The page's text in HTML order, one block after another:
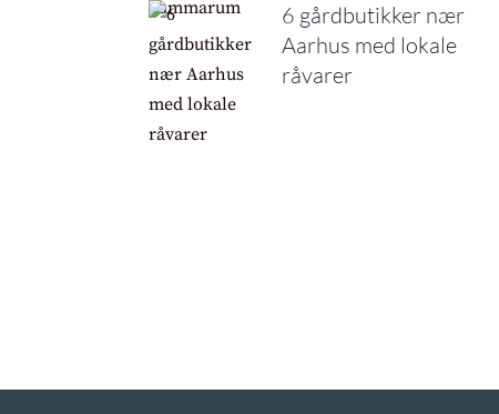
6 gårdbutikker nær
Aarhus med lokale
råvarer